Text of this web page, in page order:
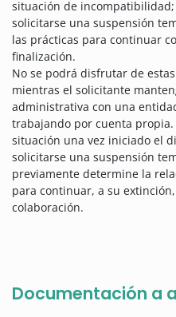
situación de
solicitarse una suspensión
las prácticas para continuar
finalización.
No se podrá disfrutar de
mientras el solicitante
administrativa con una
trabajando por cuenta
situación una vez iniciado el
solicitarse una suspensión
previamente determine la
para continuar, a su
colaboración.
Documentación a